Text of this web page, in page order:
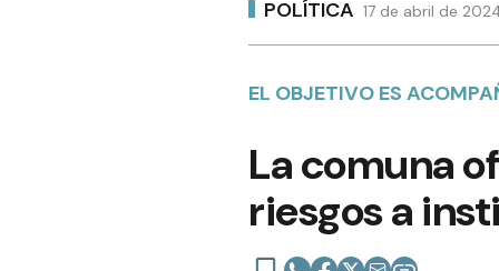
POLÍTICA 17 de abril de
EL OBJETIVO ES
La comuna
riesgos a